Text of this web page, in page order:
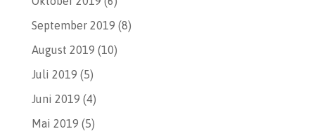
September 2019 (8)
August 2019 (10)
Juli 2019 (5)
Juni 2019 (4)
Mai 2019 (5)